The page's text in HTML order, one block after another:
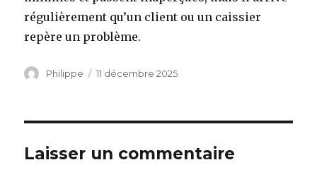
régulièrement qu’un client ou un caissier
repère un problème.
Auteur
Philippe
Publié
11 décembre 2025
Laisser un commentaire